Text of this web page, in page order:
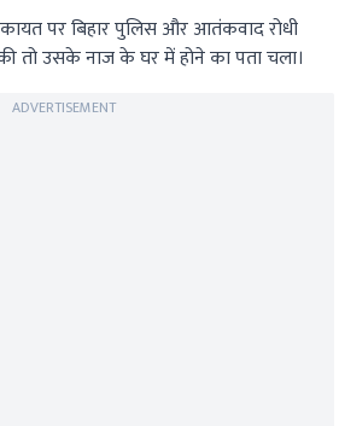
पर बिहार पुलिस और आतंकवाद रोधी
तो उसके नाज के घर में होने का पता चला।
ADVERTISEMENT